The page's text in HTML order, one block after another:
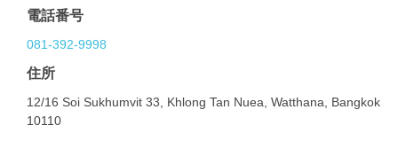
電話番号
081-392-9998
住所
12/16 Soi Sukhumvit 33, Khlong Tan Nuea, Watthana, Bangkok
10110